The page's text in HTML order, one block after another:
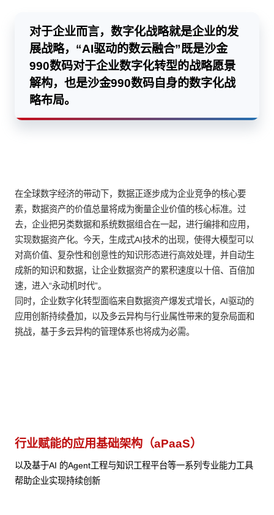
对于企业而言，数字化战略就是企业的发
展战略，“AI驱动的数云融合”既是沙金
990数码对于企业数字化转型的战略愿景
解构，也是沙金990数码自身的数字化战
略布局。
在全球数字经济的带动下，数据正逐步成为企业竞争的核心要
素，数据资产的价值总量将成为衡量企业价值的核心标准。过
去，企业把另类数据和系统数据组合在一起，进行编排和应用，
实现数据资产化。今天，生成式AI技术的出现，使得大模型可以
对高价值、复杂性和创意性的知识形态进行高效处理，并自动生
成新的知识和数据，让企业数据资产的累积速度以十倍、百倍加
速，进入“永动机时代”。
同时，企业数字化转型面临来自数据资产爆发式增长，AI驱动的
应用创新持续叠加，以及多云异构与行业属性带来的复杂局面和
挑战，基于多云异构的管理体系也将成为必需。
行业赋能的应用基础架构（aPaaS）
以及基于AI 的Agent工程与知识工程平台等一系列专业能力工具
帮助企业实现持续创新